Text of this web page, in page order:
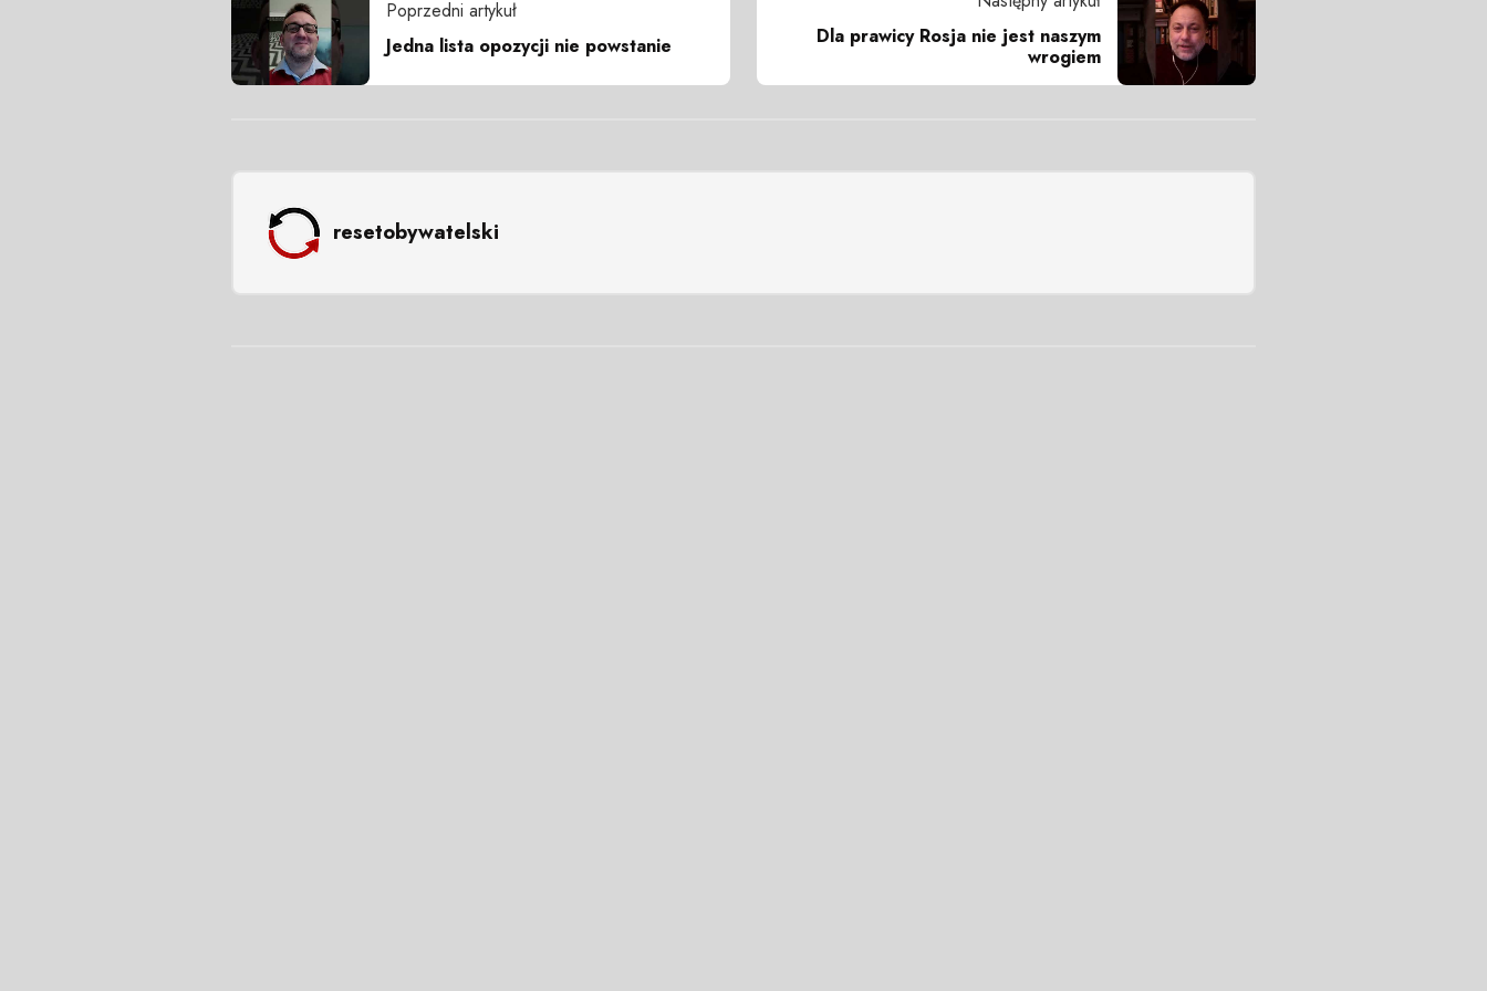
Poprzedni artykuł
Jedna lista opozycji nie powstanie
Dla prawicy Rosja nie jest naszym
wrogiem
resetobywatelski